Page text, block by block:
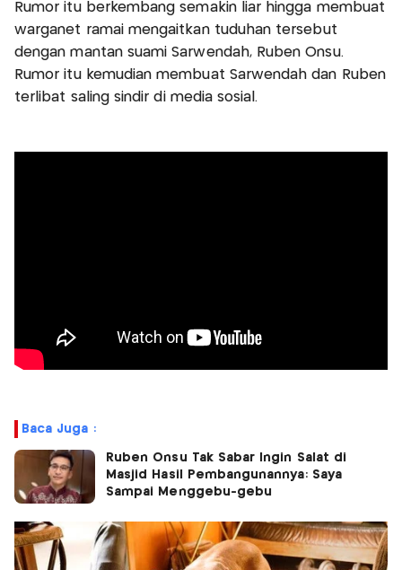
Rumor itu berkembang semakin liar hingga membuat
warganet ramai mengaitkan tuduhan tersebut
dengan mantan suami Sarwendah, Ruben Onsu.
Rumor itu kemudian membuat Sarwendah dan Ruben
terlibat saling sindir di media sosial.
Baca Juga :
Ruben Onsu Tak Sabar Ingin Salat di
Masjid Hasil Pembangunannya: Saya
Sampai Menggebu-gebu